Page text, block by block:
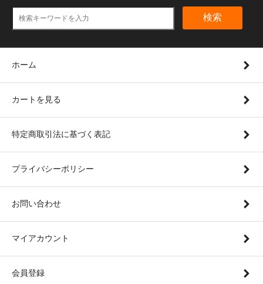
検索
ホーム
カートを見る
特定商取引法に基づく表記
プライバシーポリシー
お問い合わせ
マイアカウント
会員登録